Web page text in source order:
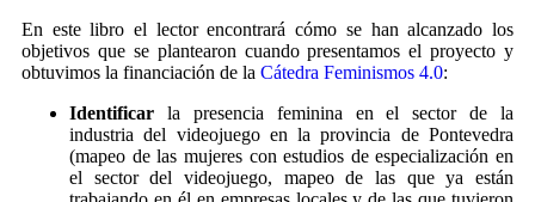
En este libro el lector encontrará cómo se han alcanzado los
objetivos que se plantearon cuando presentamos el proyecto y
obtuvimos la financiación de la Cátedra Feminismos 4.0:
Identificar la presencia feminina en el sector de la
industria del videojuego en la provincia de Pontevedra
(mapeo de las mujeres con estudios de especialización en
el sector del videojuego, mapeo de las que ya están